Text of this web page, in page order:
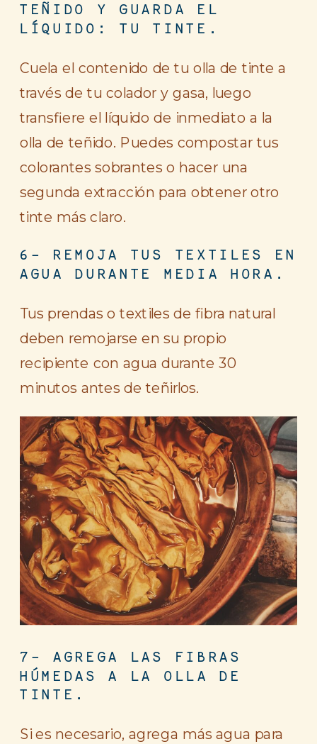
TEÑIDO Y GUARDA EL
LÍQUIDO: TU TINTE.
Cuela el contenido de tu olla de tinte a
través de tu colador y gasa, luego
transfiere el líquido de inmediato a la
olla de teñido. Puedes compostar tus
colorantes sobrantes o hacer una
segunda extracción para obtener otro
tinte más claro.
6- REMOJA TUS TEXTILES EN
AGUA DURANTE MEDIA HORA.
Tus prendas o textiles de fibra natural
deben remojarse en su propio
recipiente con agua durante 30
minutos antes de teñirlos.
7- AGREGA LAS FIBRAS
HÚMEDAS A LA OLLA DE
TINTE.
Si es necesario, agrega más agua para